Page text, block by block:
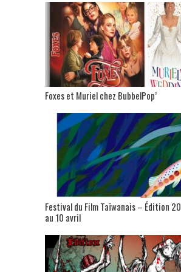
Foxes et Muriel chez BubbelPop’
Festival du Film Taïwanais – Édition
au 10 avril